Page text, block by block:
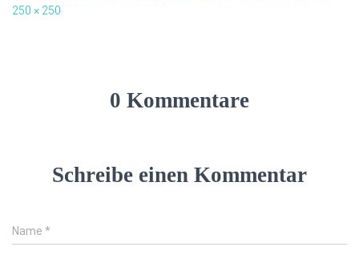
250 × 250
0 Kommentare
Schreibe einen Kommentar
Name *